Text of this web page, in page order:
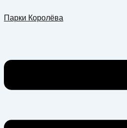
к
Парки Королёва